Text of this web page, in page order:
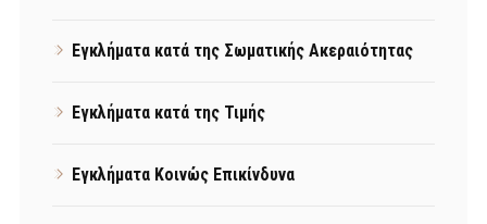
Εγκλήματα κατά της Σωματικής Ακεραιότητας
Εγκλήματα κατά της Τιμής
Εγκλήματα Κοινώς Επικίνδυνα